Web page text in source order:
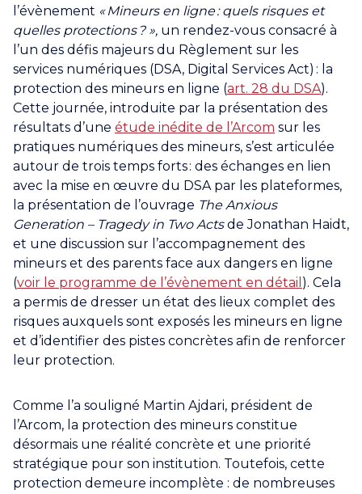
l’évènement « Mineurs en ligne : quels risques et
quelles protections ? », un rendez-vous consacré à
l’un des défis majeurs du Règlement sur les
services numériques (DSA, Digital Services Act) : la
protection des mineurs en ligne (art. 28 du DSA).
Cette journée, introduite par la présentation des
résultats d’une étude inédite de l’Arcom sur les
pratiques numériques des mineurs, s’est articulée
autour de trois temps forts : des échanges en lien
avec la mise en œuvre du DSA par les plateformes,
la présentation de l’ouvrage The Anxious
Generation – Tragedy in Two Actsde Jonathan Haidt,
et une discussion sur l’accompagnement des
mineurs et des parents face aux dangers en ligne
(voir le programme de l’évènement en détail ). Cela
a permis de dresser un état des lieux complet des
risques auxquels sont exposés les mineurs en ligne
et d’identifier des pistes concrètes afin de renforcer
leur protection.
Comme l’a souligné Martin Ajdari, président de
l’Arcom, la protection des mineurs constitue
désormais une réalité concrète et une priorité
stratégique pour son institution. Toutefois, cette
protection demeure incomplète : de nombreuses